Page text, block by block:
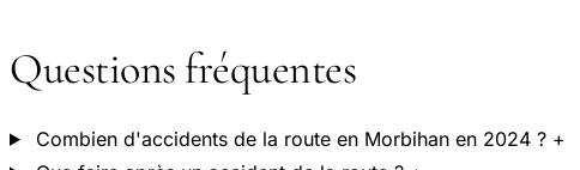
Questions fréquentes
Combien d'accidents de la route en Morbihan en 2024 ? +